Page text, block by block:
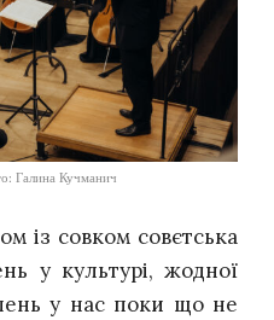
Галина Кучманич
із совком совєтська
у культурі, жодної
у нас поки що не